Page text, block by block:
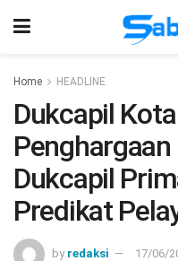
Home HEADLINE
Dukcapil
Penghargaan
Dukcapil
Predikat
by redaksi 17/06/